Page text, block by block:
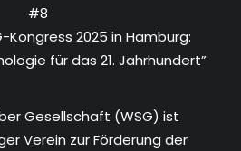
#8
Kongress 2025 in Hamburg:
für das 21. Jahrhundert”
Gesellschaft (WSG) ist
Verein zur Förderung der